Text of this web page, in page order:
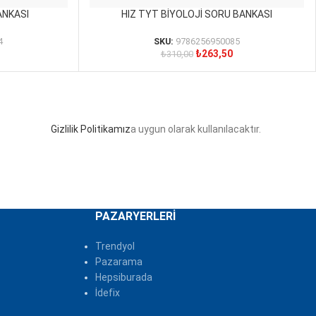
SEPETE EKLEHIZ TYT BİYOLOJİ SORU BANKASI
SKU: 9786256950085
₺310,00 ₺263,50
Gizlilik Politikamıza uygun olarak kullanılacaktır.
PAZARYERLERI
Trendyol
Pazarama
Hepsiburada
İdefix